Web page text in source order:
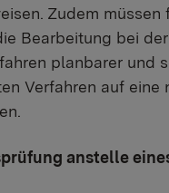
Zudem
Bearbeitung bei
planbarer und
Verfahren auf
anstelle